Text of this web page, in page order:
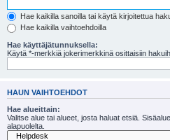
Hae kaikilla sanoilla tai käytä kirjoitettua
Hae kaikilla vaihtoehdoilla
Hae käyttäjätunnuksella:
Käytä *-merkkiä jokerimerkkinä osittaisiin
HAUN VAIHTOEHDOT
Hae alueittain:
Valitse alue tai alueet, josta haluat etsiä.
alapuolelta.